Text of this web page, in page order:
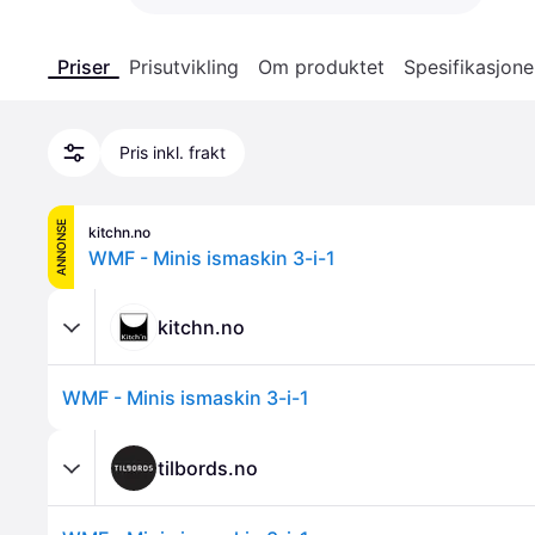
Priser Prisutvikling Om produktet
Pris inkl. frakt
ANNONSE kitchn.no
WMF - Minis ismaskin 3-i-1
kitchn.no
WMF - Minis ismaskin 3-i-1
tilbords.no